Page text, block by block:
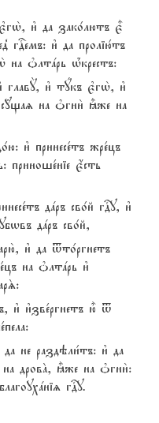
и3 да зако1лютъ є5
и3 да пролію1тъ
на nлтaрь њ1крестъ:
и3 тyкъ є3гw2, и3
на nгни2 ±же на
и3 принесе1тъ жре1цъ
є4сть
дaръ сво1й гDу, и3
дaръ сво1й,
и3 да tто1ргнетъ
на nлтaрь и3
и3 и3зве1ргнетъ ю5 t
да не раздэли1тъ: и3 да
дровA, ±же на nгни2:
гDу.